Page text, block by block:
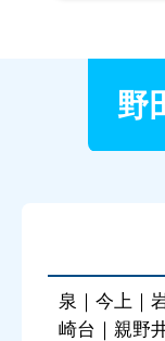
野
泉｜今上｜
崎台｜親野